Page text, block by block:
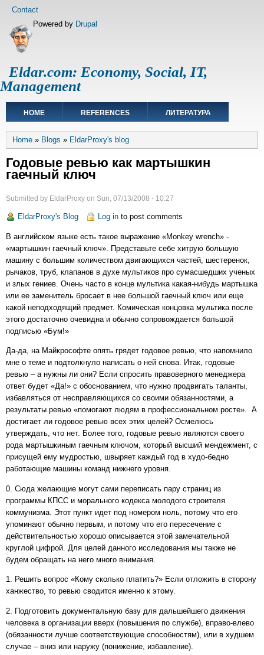
Skip
main
content
Footer
Contact
Eldar.com: Economy, Social, IT,
Management
Powered by Drupal
Main
navigation
HOME REFERENCES ЛИТЕРАТУРА
Breadcrumb
Home Blogs EldarProxy's blog
Годовые ревью как мартышкин
гаечный ключ
Submitted by EldarProxy on Sun, 07/13/2008 - 10:27
EldarProxy's Blog Log in to post comments
В английском языке есть такое выражение «Monkey wrench» -
«мартышкин гаечный ключ». Представьте себе хитрую большую
машину с большим количеcтвом двигающихся частей, шестеренок,
рычаков, труб, клапанов в духе мультиков про сумасшедших ученых
и злых гениев. Очень часто в конце мультика какая-нибудь мартышка
или ее заменитель бросает в нее большой гаечный ключ или еще
какой неподходящий предмет. Комическая концовка мультика после
этого достаточно очевидна и обычно сопровождается большой
подписью «Бум!»
Да-да, на Майкрософте опять грядет годовое ревью, что напомнило
мне о теме и подтолкнуло написать о ней снова. Итак, годовые
ревью – а нужны ли они? Если спросить правоверного менеджера
ответ будет «Да!» с обоснованием, что нужно продвигать таланты,
избавляться от несправляющихся со своими обязанностями, а
результаты ревью «помогают людям в профессиональном росте». А
достигает ли годовое ревью всех этих целей? Осмелюсь
утверждать, что нет. Более того, годовые ревью являются своего
рода мартышкиным гаечным ключом, который высший мендежмент, с
присущей ему мудростью, швыряет каждый год в худо-бедно
работающие машины команд нижнего уровня.
0. Сюда желающие могут сами переписать пару страниц из
программы КПСС и морального кодекса молодого строителя
коммунизма. Этот пункт идет под номером ноль, потому что его
упоминают обычно первым, и потому что его пересечение с
действительностью хорошо описывается этой замечательной
круглой цифрой. Для целей данного исследования мы также не
будем обращать на него много внимания.
1. Решить вопрос «Кому сколько платить?» Если отложить в сторону
ханжество, то ревью сводится именно к этому.
2. Подготовить документальную базу для дальшейшего движения
человека в организации вверх (повышения по службе), вправо-влево
(обязанности лучше соответствующие способностям), или в худшем
случае – вниз или наружу (понижение, избавление).